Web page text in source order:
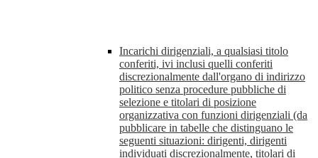
Incarichi dirigenziali, a qualsiasi titolo
conferiti, ivi inclusi quelli conferiti
discrezionalmente dall'organo di indirizzo
politico senza procedure pubbliche di
selezione e titolari di posizione
organizzativa con funzioni dirigenziali (da
pubblicare in tabelle che distinguano le
seguenti situazioni: dirigenti, dirigenti
individuati discrezionalmente, titolari di